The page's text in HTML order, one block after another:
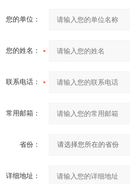
您的单位：
您的姓名：
联系电话：
常用邮箱：
省份：
详细地址：